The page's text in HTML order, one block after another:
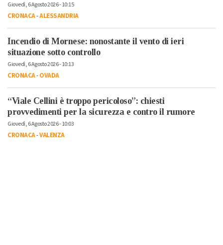
Giovedì, 6 Agosto 2026 - 10:15
CRONACA-ALESSANDRIA
Incendio di Mornese: nonostante il vento di ieri
situazione sotto controllo
Giovedì, 6 Agosto 2026 - 10:13
CRONACA-OVADA
“Viale Cellini è troppo pericoloso”: chiesti
provvedimenti per la sicurezza e contro il rumore
Giovedì, 6 Agosto 2026 - 10:03
CRONACA-VALENZA